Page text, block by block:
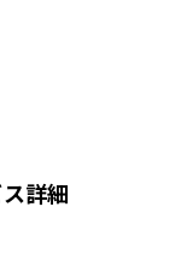
詳細